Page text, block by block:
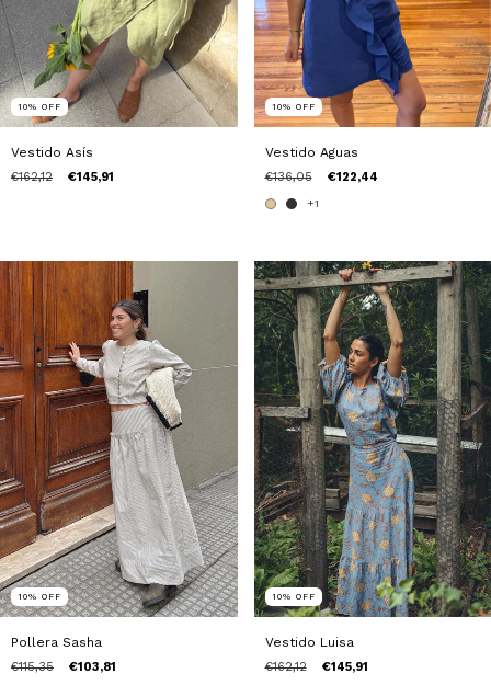
10% OFF
Vestido Asís
€162,12 €145,91
10% OFF
Vestido Aguas
€136,05 €122,44
+1
10% OFF
Pollera Sasha
€115,35 €103,81
10% OFF
Vestido Luisa
€162,12 €145,91